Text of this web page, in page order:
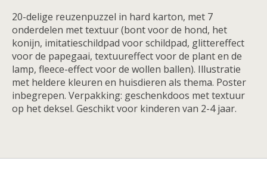
20-delige reuzenpuzzel in hard karton, met 7
onderdelen met textuur (bont voor de hond, het
konijn, imitatieschildpad voor schildpad, glittereffect
voor de papegaai, textuureffect voor de plant en de
lamp, fleece-effect voor de wollen ballen). Illustratie
met heldere kleuren en huisdieren als thema. Poster
inbegrepen. Verpakking: geschenkdoos met textuur
op het deksel. Geschikt voor kinderen van 2-4 jaar.